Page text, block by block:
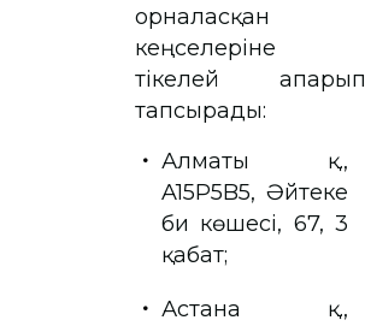
орналасқан
кеңселеріне
тікелей апарып
тапсырады:
Алматы қ.,
A15P5B5, Әйтеке
би көшесі, 67, 3
қабат;
Астана қ.,